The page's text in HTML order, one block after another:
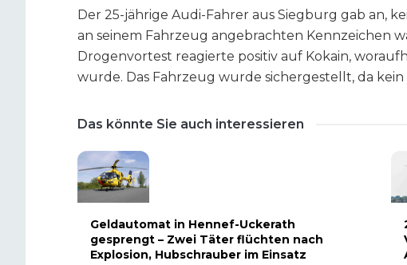
Der 25-jährige Audi-Fahrer aus Siegburg gab an,
an seinem Fahrzeug angebrachten Kennzeichen
Drogenvortest reagierte positiv auf Kokain,
wurde. Das Fahrzeug wurde sichergestellt, da
Das könnte Sie auch interessieren
Geldautomat in Hennef-Uckerath
gesprengt – Zwei Täter flüchten nach
Explosion, Hubschrauber im Einsatz